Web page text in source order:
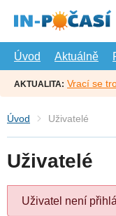
hlavní
Úvod
Aktuálně
AKTUALITA: Vrací se
Úvod Uživatelé
Uživatelé
Uživatel není